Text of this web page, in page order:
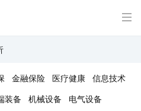
金融保险 医疗健康 信息技术
装备 机械设备
电气设备